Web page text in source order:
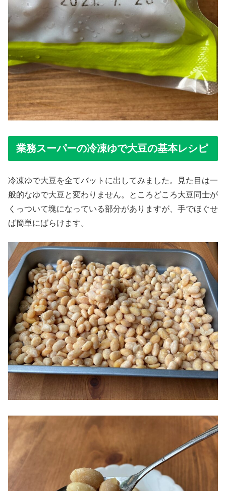
業務スーパーの冷凍ゆで大豆の基本レシピ
冷凍ゆで大豆を全てバットに出してみました。見た目は一
般的なゆで大豆と変わりません。ところどころ大豆同士が
くっついて塊になっている部分がありますが、手でほぐせ
ば簡単にばらけます。